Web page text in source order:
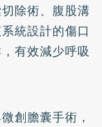
除術、腹股溝
統設計的傷口
有效減少呼吸
創膽囊手術，